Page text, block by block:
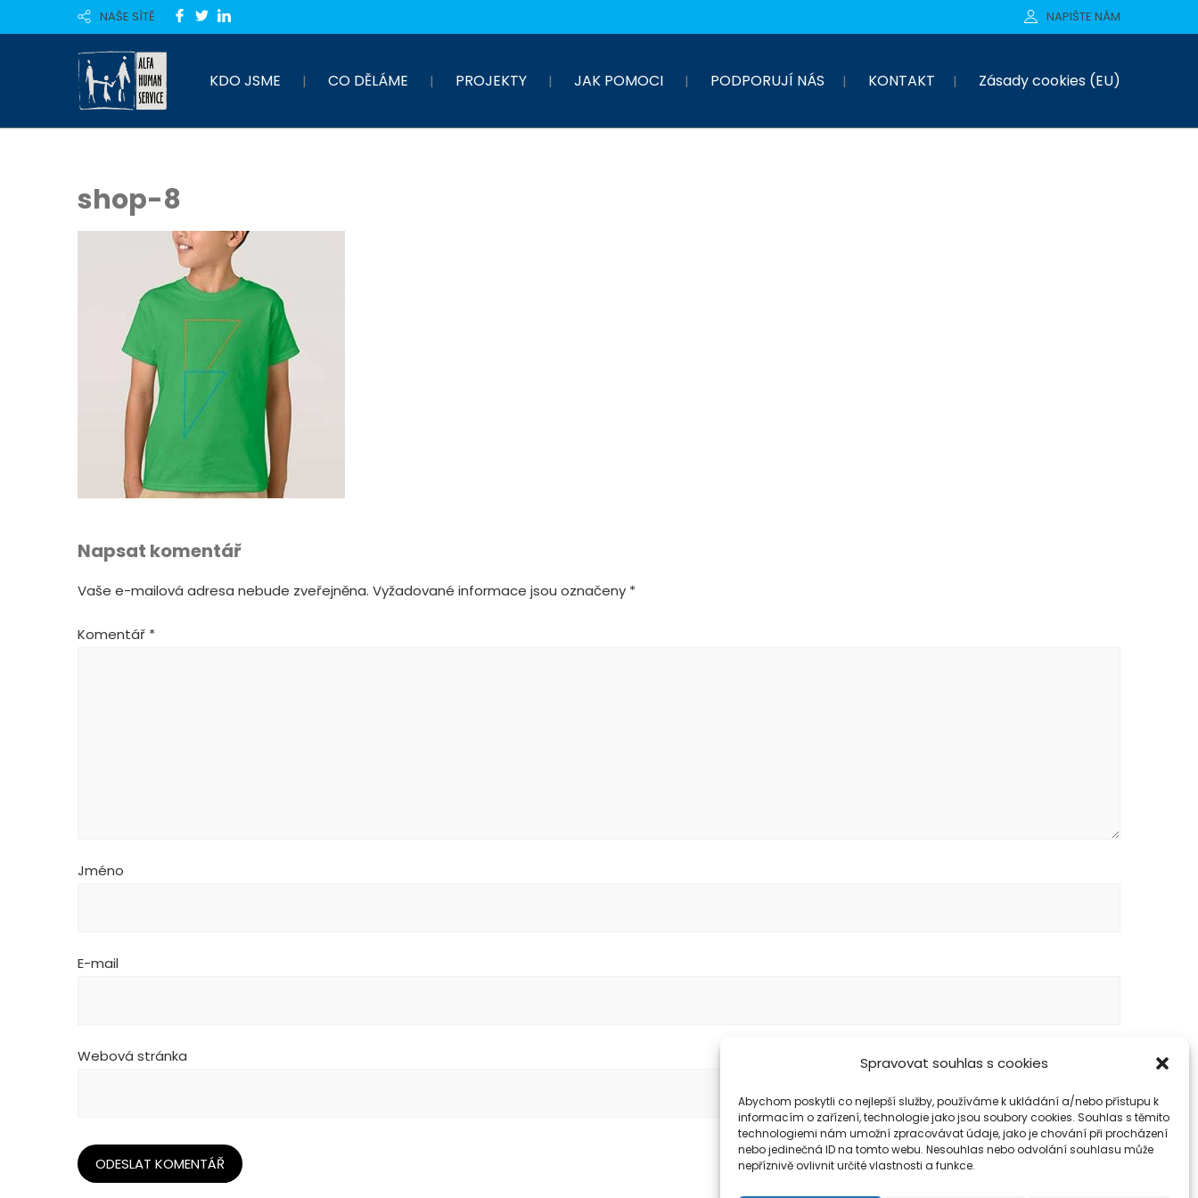
Spravovat souhlas s cookies
Abychom poskytli co nejlepší služby, používáme k ukládání a/nebo přístupu k
informacím o zařízení, technologie jako jsou soubory cookies. Souhlas s těmito
technologiemi nám umožní zpracovávat údaje, jako je chování při procházení
nebo jedinečná ID na tomto webu. Nesouhlas nebo odvolání souhlasu může
nepříznivě ovlivnit určité vlastnosti a funkce.
NAŠE SÍTĚ NAPIŠTE NÁM
KDO JSME CO DĚLÁME PROJEKTY JAK POMOCI PODPORUJÍ NÁS KONTAKT Zásady cookies (EU)
shop-8
Napsat komentář
Vaše e-mailová adresa nebude zveřejněna. Vyžadované informace jsou označeny *
Komentář *
Jméno
E-mail
Webová stránka